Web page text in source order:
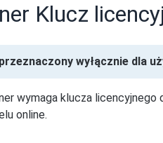
Klucz
wyłącznie dla
wymaga klucza
online.